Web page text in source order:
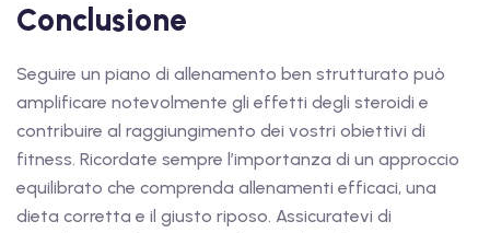
Conclusione
Seguire un piano di allenamento ben strutturato può
amplificare notevolmente gli effetti degli steroidi e
contribuire al raggiungimento dei vostri obiettivi di
fitness. Ricordate sempre l’importanza di un approccio
equilibrato che comprenda allenamenti efficaci, una
dieta corretta e il giusto riposo. Assicuratevi di